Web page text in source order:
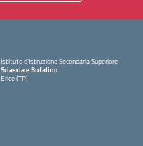
Istituto d'Istruzione Secondaria Superiore
Sciascia e Bufalino
Erice (TP)